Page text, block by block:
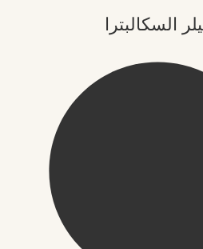
السكالبترا